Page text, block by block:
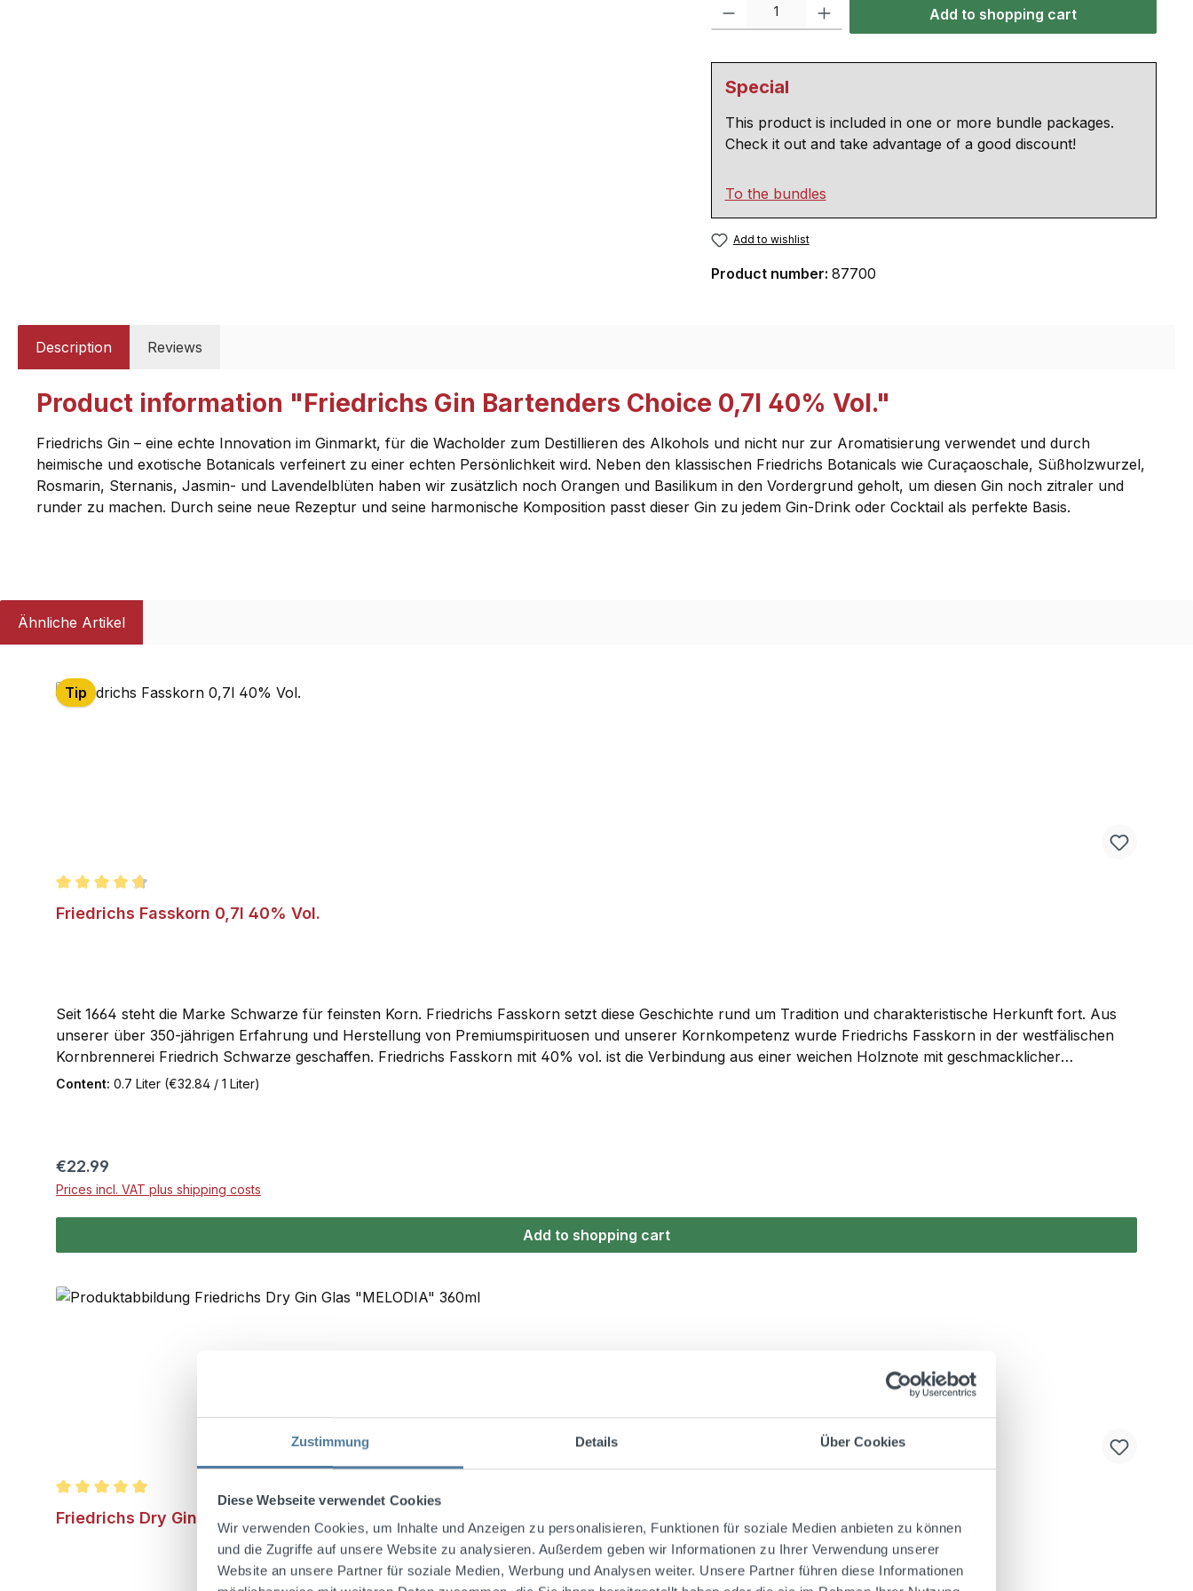
Zustimmung Details Über Cookies
Diese Webseite verwendet Cookies
Wir verwenden Cookies, um Inhalte und Anzeigen zu personalisieren, Funktionen für soziale Medien anbieten zu können
und die Zugriffe auf unsere Website zu analysieren. Außerdem geben wir Informationen zu Ihrer Verwendung unserer
Website an unsere Partner für soziale Medien, Werbung und Analysen weiter. Unsere Partner führen diese Informationen
Add to shopping cart
Special
This product is included in one or more bundle packages.
Check it out and take advantage of a good discount!
To the bundles
Add to wishlist
Product number: 87700
Description Reviews
Product information "Friedrichs Gin Bartenders Choice 0,7l 40% Vol."
Friedrichs Gin – eine echte Innovation im Ginmarkt, für die Wacholder zum Destillieren des Alkohols und nicht nur zur Aromatisierung verwendet und durch
heimische und exotische Botanicals verfeinert zu einer echten Persönlichkeit wird. Neben den klassischen Friedrichs Botanicals wie Curaçaoschale, Süßholzwurzel,
Rosmarin, Sternanis, Jasmin- und Lavendelblüten haben wir zusätzlich noch Orangen und Basilikum in den Vordergrund geholt, um diesen Gin noch zitraler und
runder zu machen. Durch seine neue Rezeptur und seine harmonische Komposition passt dieser Gin zu jedem Gin-Drink oder Cocktail als perfekte Basis.
Ähnliche Artikel
Tip
Average rating of 4.6 out of 5 stars
Friedrichs Fasskorn 0,7l 40% Vol.
Seit 1664 steht die Marke Schwarze für feinsten Korn. Friedrichs Fasskorn setzt diese Geschichte rund um Tradition und charakteristische Herkunft fort. Aus
unserer über 350-jährigen Erfahrung und Herstellung von Premiumspirituosen und unserer Kornkompetenz wurde Friedrichs Fasskorn in der westfälischen
Kornbrennerei Friedrich Schwarze geschaffen. Friedrichs Fasskorn mit 40% vol. ist die Verbindung aus einer weichen Holznote mit geschmacklicher
Abrundung auf Cognac-Fässern. Sein bernsteinfarbener Glanz und die hochwertige Flaschengestaltung machen ihn zu einem besonderen Produkt. Kaufen Sie
Content: 0.7 Liter (€32.84 / 1 Liter)
Regular price:
€22.99
Prices incl. VAT plus shipping costs
Add to shopping cart
Average rating of 5 out of 5 stars
Friedrichs Dry Gin Glass "MELODIA" 360 ml